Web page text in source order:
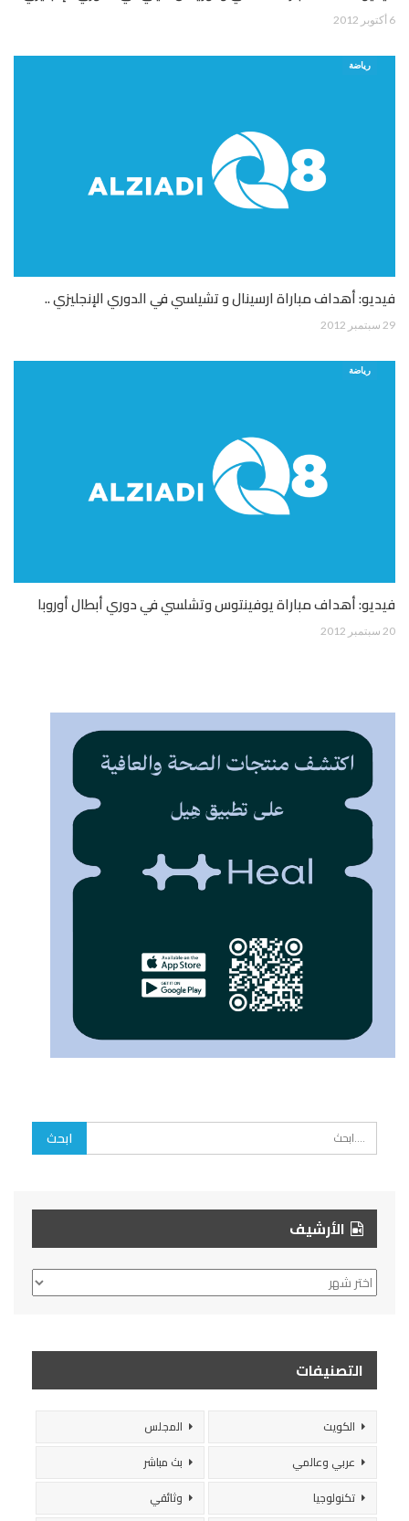
6 أكتوبر 2012
رياضة
فيديو: أهداف مباراة ارسينال و تشيلسي في الدوري الإنجليزي ..
29 سبتمبر 2012
رياضة
فيديو: أهداف مباراة يوفينتوس وتشلسي في دوري أبطال أوروبا
20 سبتمبر 2012
الأرشيف
الأرشيف
التصنيفات
الكويت
المجلس
عربي وعالمي
بث مباشر
تكنولوجيا
وثائقي